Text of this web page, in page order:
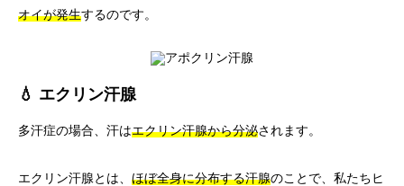
オイが発生するのです。
💧 エクリン汗腺
多汗症の場合、汗はエクリン汗腺から分泌されます。
エクリン汗腺とは、 ほぼ全身に分布する汗腺のことで、私たちヒ